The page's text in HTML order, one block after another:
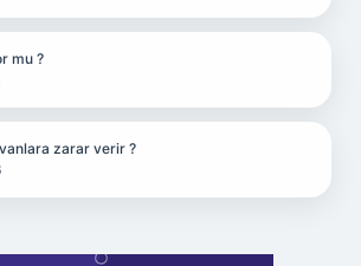
mu ?
zarar verir ?